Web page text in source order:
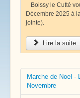
Boissy le Cutté
Décembre 2025 à
jointe).
Lire la suite...
Marche de Noel -
Novembre